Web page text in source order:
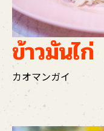
ข้าวมันไก่
カオマンガイ